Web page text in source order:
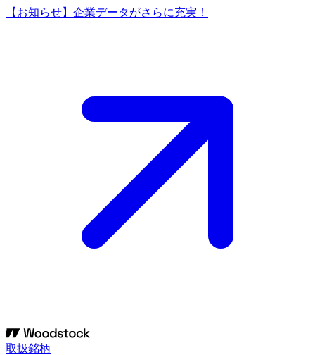
【お知らせ】企業データがさらに充実！
取扱銘柄